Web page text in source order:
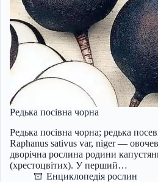
Редька посівна чорна
Редька посівна чорна; редька
Raphanus sativus var, niger —
дворічна рослина родини
(хрестоцвітих). У перший…
Енциклопедія рослин